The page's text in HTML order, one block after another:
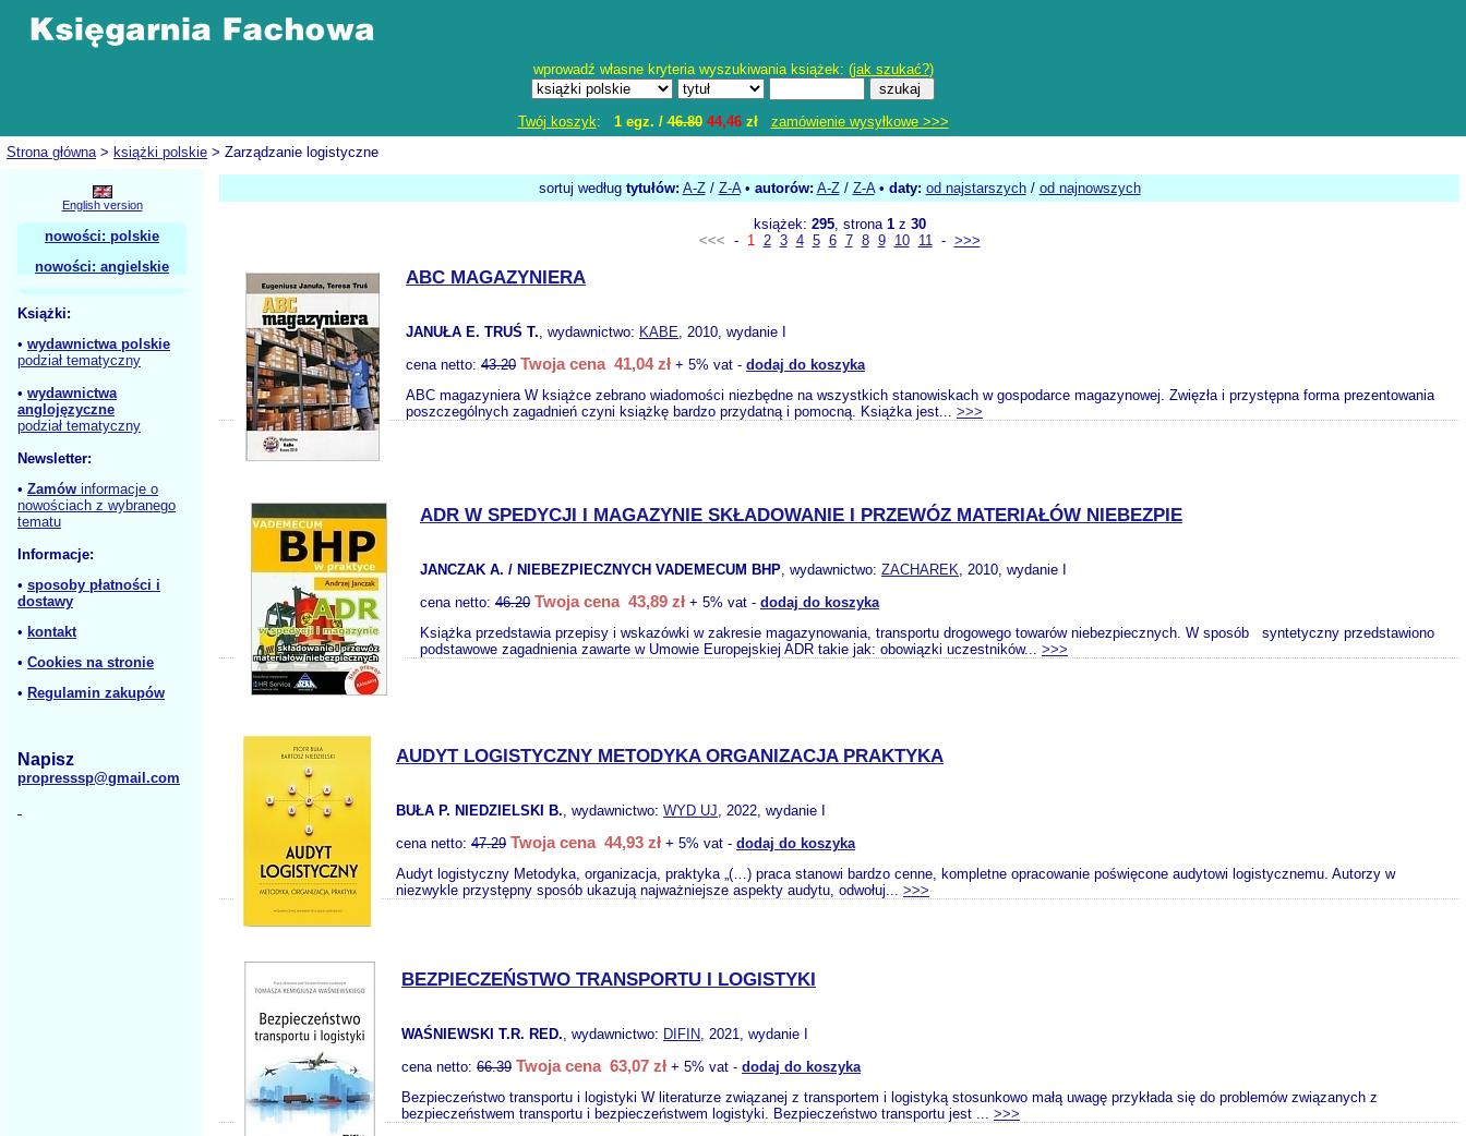
wprowadź własne kryteria wyszukiwania książek: (jak szukać?)
Twój koszyk: 1 egz. /46.80 44,46zł
zamówienie wysyłkowe >>>
Strona główna> książki polskie > Zarządzanie logistyczne
English version
nowości: polskie
nowości: angielskie
Książki:
• wydawnictwa polskie
podział tematyczny
• wydawnictwa
anglojęzyczne
podział tematyczny
Newsletter:
• Zamów informacje o
nowościach z wybranego
tematu
Informacje:
• sposoby płatności i
dostawy
• kontakt
• Cookies na stronie
• Regulamin zakupów
Napisz
propresssp@gmail.com
sortuj według tytułów: A-Z/ Z-A• autorów: A-Z/ Z-A• daty: od najstarszych/ od najnowszych
książek: 295, strona 1z 30
<<< - 1 2 3 4 5 6 7 8 9 10 11- >>>
ABC MAGAZYNIERA
JANUŁA E. TRUŚ T., wydawnictwo: KABE, 2010, wydanie I
cena netto: 43.20 Twoja cena 41,04 zł + 5% vat - dodaj do koszyka
ABC magazyniera W książce zebrano wiadomości niezbędne na wszystkich stanowiskach w gospodarce magazynowej. Zwięzła i przystępna forma prezentowania
poszczególnych zagadnień czyni książkę bardzo przydatną i pomocną. Książka jest... >>>
ADR W SPEDYCJI I MAGAZYNIE SKŁADOWANIE I PRZEWÓZ MATERIAŁÓW NIEBEZPIE
JANCZAK A. / NIEBEZPIECZNYCH VADEMECUM BHP, wydawnictwo: ZACHAREK, 2010, wydanie I
cena netto: 46.20 Twoja cena 43,89 zł + 5% vat - dodaj do koszyka
Książka przedstawia przepisy i wskazówki w zakresie magazynowania, transportu drogowego towarów niebezpiecznych. W sposób syntetyczny przedstawiono
podstawowe zagadnienia zawarte w Umowie Europejskiej ADR takie jak: obowiązki uczestników... >>>
AUDYT LOGISTYCZNY METODYKA ORGANIZACJA PRAKTYKA
BUŁA P. NIEDZIELSKI B., wydawnictwo: WYD UJ, 2022, wydanie I
cena netto: 47.29 Twoja cena 44,93 zł + 5% vat - dodaj do koszyka
Audyt logistyczny Metodyka, organizacja, praktyka „(…) praca stanowi bardzo cenne, kompletne opracowanie poświęcone audytowi logistycznemu. Autorzy w
niezwykle przystępny sposób ukazują najważniejsze aspekty audytu, odwołuj... >>>
BEZPIECZEŃSTWO TRANSPORTU I LOGISTYKI
WAŚNIEWSKI T.R. RED., wydawnictwo: DIFIN, 2021, wydanie I
cena netto: 66.39 Twoja cena 63,07 zł + 5% vat - dodaj do koszyka
Bezpieczeństwo transportu i logistyki W literaturze związanej z transportem i logistyką stosunkowo małą uwagę przykłada się do problemów związanych z
bezpieczeństwem transportu i bezpieczeństwem logistyki. Bezpieczeństwo transportu jest ... >>>